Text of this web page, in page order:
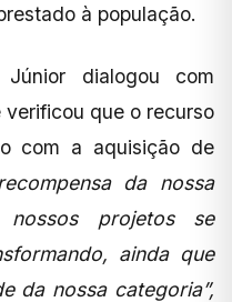
à população.
dialogou com
que o recurso
com a aquisição de
da nossa
projetos se
ainda que
da nossa categoria”,